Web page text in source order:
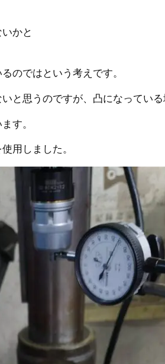
かと
のではという考えです。
と思うのですが、凸になっている
す。
用しました。